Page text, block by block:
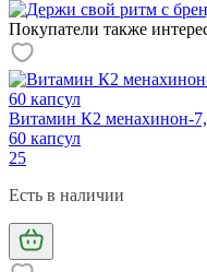
Покупатели также
Витамин К2 менахинон-
60 капсул
25
Есть в наличии